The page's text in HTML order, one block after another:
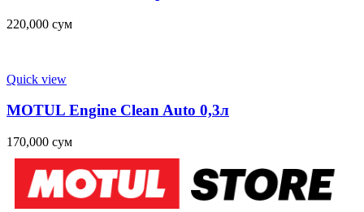
220,000 сум
Quick view
MOTUL Engine Clean Auto 0,3л
170,000 сум